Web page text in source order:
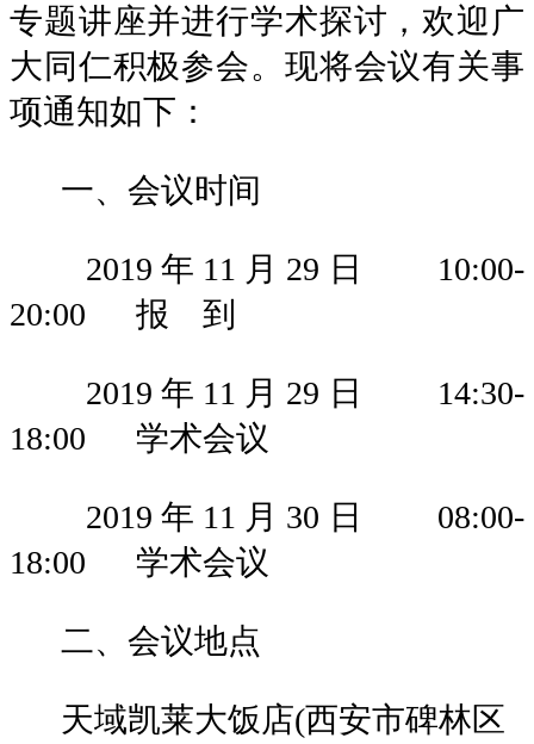
专题讲座并进行学术探讨，欢迎广
大同仁积极参会。现将会议有关事
项通知如下：
一、会议时间
2019年11月29 日
10:00-
20:00 报 到
2019年11月29 日
14:30-
18:00 学术会议
2019年11月30 日
08:00-
18:00 学术会议
二、会议地点
天域凯莱大饭店(西安市碑林区